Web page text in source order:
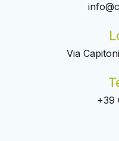
Via
+39